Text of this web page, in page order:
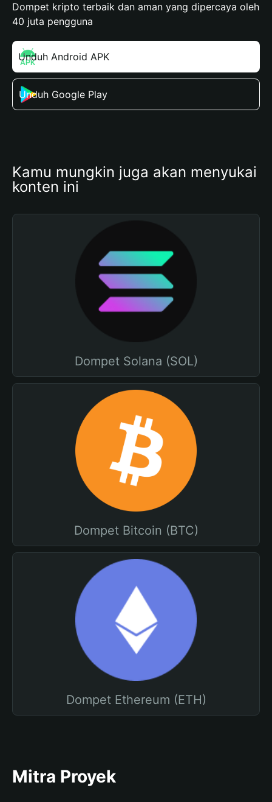
Dompet kripto terbaik dan aman yang dipercaya oleh
40 juta pengguna
Unduh Android APK
Unduh Google Play
Kamu mungkin juga akan menyukai
konten ini
Dompet Solana (SOL)
Dompet Bitcoin (BTC)
Dompet Ethereum (ETH)
Mitra Proyek